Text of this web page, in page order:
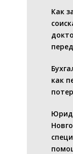
Как
как